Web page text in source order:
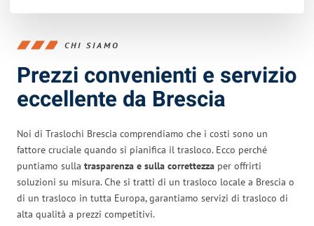
CHI SIAMO
Prezzi convenienti e servizio
eccellente da Brescia
Noi di Traslochi Brescia comprendiamo che i costi sono un
fattore cruciale quando si pianifica il trasloco. Ecco perché
puntiamo sulla trasparenza e sulla correttezza per offrirti
soluzioni su misura. Che si tratti di un trasloco locale a Brescia o
di un trasloco in tutta Europa, garantiamo servizi di trasloco di
alta qualità a prezzi competitivi.